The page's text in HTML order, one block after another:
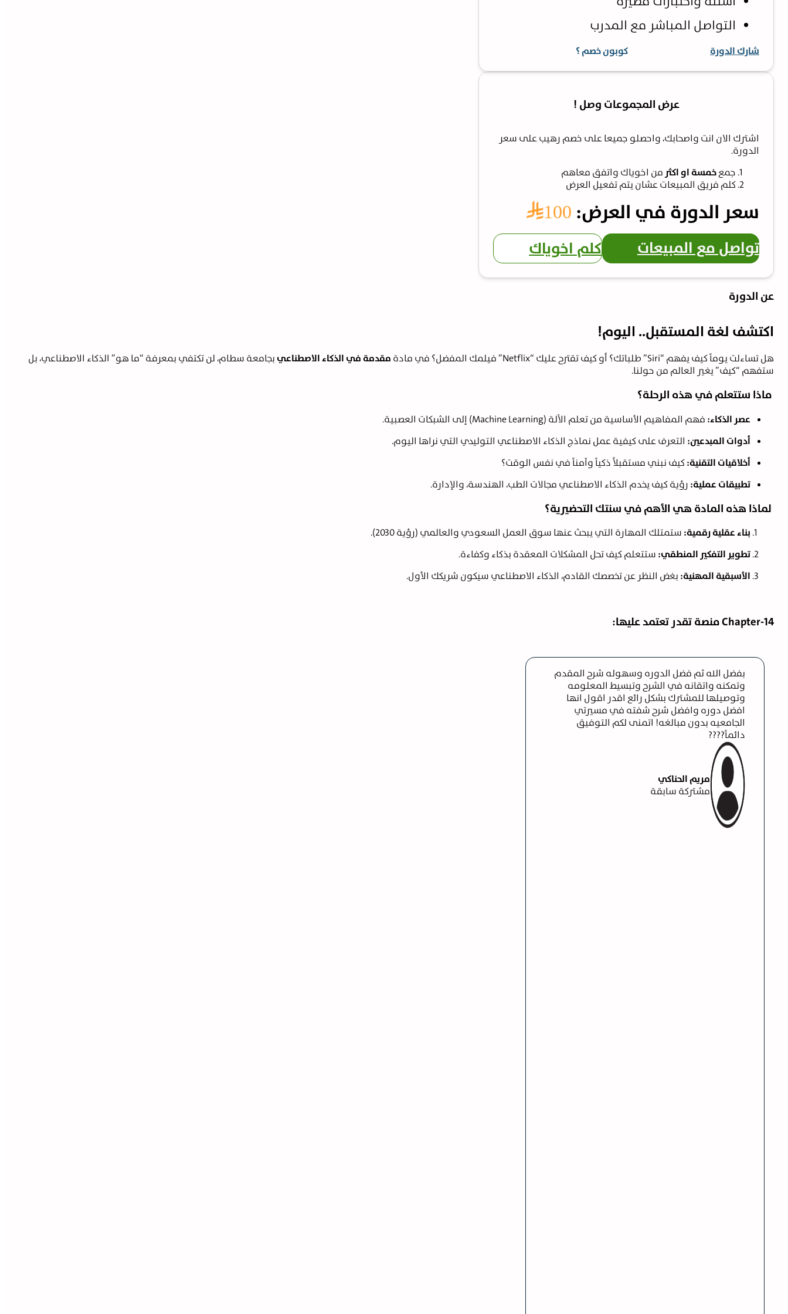
التواصل المباشر مع المدرب
شارك الدورة كوبون خصم ؟
عرض المجموعات وصل !
اشترك الان انت واصحابك، واحصلو جميعا على خصم رهيب على سعر
الدورة.
جمعخمسة او اكثر من اخوياك واتفق معاهم
كلم فريق المبيعات عشان يتم تفعيل العرض
سعر الدورة في العرض: 100⃁
تواصل مع المبيعات كلم اخوياك
عن الدورة
اكتشف لغة المستقبل.. اليوم!
هل تساءلت يوماً كيف يفهم “Siri” طلباتك؟ أو كيف تقترح عليك “Netflix” فيلمك المفضل؟ في مادة مقدمة في الذكاء الاصطناعي بجامعة سطام، لن تكتفي بمعرفة “ما هو” الذكاء الاصطناعي، بل
ستفهم “كيف” يغير العالم من حولنا.
ماذا ستتعلم في هذه الرحلة؟
عصر الذكاء: فهم المفاهيم الأساسية من تعلم الآلة (Machine Learning) إلى الشبكات العصبية.
أدوات المبدعين: التعرف على كيفية عمل نماذج الذكاء الاصطناعي التوليدي التي نراها اليوم.
أخلاقيات التقنية:كيف نبني مستقبلاً ذكياً وآمناً في نفس الوقت؟
تطبيقات عملية: رؤية كيف يخدم الذكاء الاصطناعي مجالات الطب، الهندسة، والإدارة.
لماذا هذه المادة هي الأهم في سنتك التحضيرية؟
بناء عقلية رقمية: ستمتلك المهارة التي يبحث عنها سوق العمل السعودي والعالمي (رؤية 2030).
تطوير التفكير المنطقي: ستتعلم كيف تحل المشكلات المعقدة بذكاء وكفاءة.
الأسبقية المهنية: بغض النظر عن تخصصك القادم، الذكاء الاصطناعي سيكون شريكك الأول.
Chapter-14 منصة تقدر تعتمد عليها:
بفضل الله ثم فضل الدوره وسهوله شرح المقدم
وتمكنه واتقانه في الشرح وتبسيط المعلومه
وتوصيلها للمشترك بشكل رائع اقدر اقول انها
افضل دوره وافضل شرح شفته في مسيرتي
الجامعيه بدون مبالغه! اتمنى لكم التوفيق
دائماً????
مريم الحناكي
مشتركة سابقة